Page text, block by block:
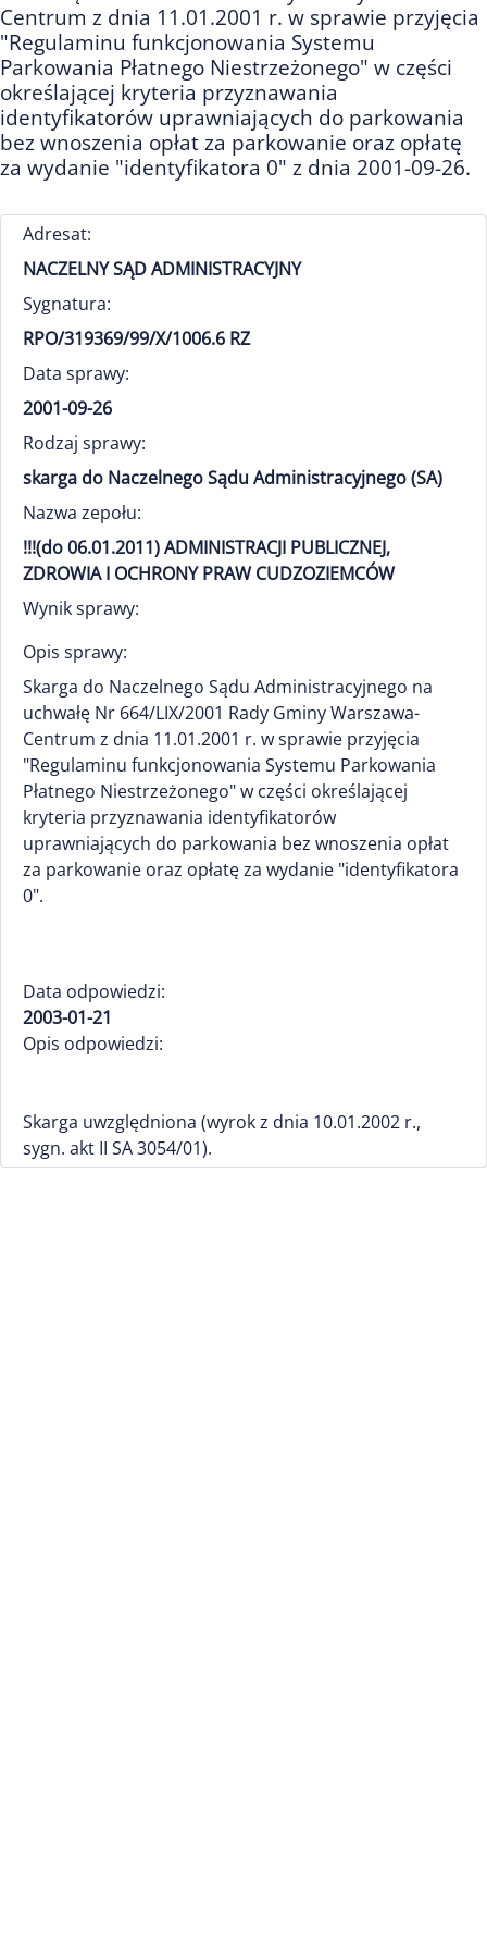
Centrum z dnia 11.01.2001 r. w sprawie przyjęcia
"Regulaminu funkcjonowania Systemu
Parkowania Płatnego Niestrzeżonego" w części
określającej kryteria przyznawania
identyfikatorów uprawniających do parkowania
bez wnoszenia opłat za parkowanie oraz opłatę
za wydanie "identyfikatora 0" z dnia 2001-09-26.
Adresat:
NACZELNY SĄD ADMINISTRACYJNY
Sygnatura:
RPO/319369/99/X/1006.6 RZ
Data sprawy:
2001-09-26
Rodzaj sprawy:
skarga do Naczelnego Sądu Administracyjnego (SA)
Nazwa zepołu:
!!!(do 06.01.2011) ADMINISTRACJI PUBLICZNEJ,
ZDROWIA I OCHRONY PRAW CUDZOZIEMCÓW
Wynik sprawy:
Opis sprawy:
Skarga do Naczelnego Sądu Administracyjnego na
uchwałę Nr 664/LIX/2001 Rady Gminy Warszawa-
Centrum z dnia 11.01.2001 r. w sprawie przyjęcia
"Regulaminu funkcjonowania Systemu Parkowania
Płatnego Niestrzeżonego" w części określającej
kryteria przyznawania identyfikatorów
uprawniających do parkowania bez wnoszenia opłat
za parkowanie oraz opłatę za wydanie "identyfikatora
0".
Data odpowiedzi:
2003-01-21
Opis odpowiedzi:
Skarga uwzględniona (wyrok z dnia 10.01.2002 r.,
sygn. akt II SA 3054/01).